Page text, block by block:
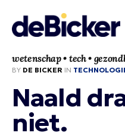
wetenschap • tech •
BY DE BICKER IN
Naald
niet.